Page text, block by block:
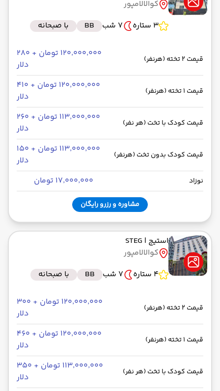
کوالالامپور
3 ستاره
7 شب BB با صبحانه
قیمت 2 تخته (هرنفر)
۱۲۰٬۰۰۰٬۰۰۰ تومان + ۲۸۰
دلار
قیمت 1 تخته (هرنفر)
۱۲۰٬۰۰۰٬۰۰۰ تومان + ۴۱۰
دلار
قیمت کودک با تخت (هر نفر)
۱۱۳٬۰۰۰٬۰۰۰ تومان + ۲۶۰
دلار
قیمت کودک بدون تخت (هرنفر)
۱۱۳٬۰۰۰٬۰۰۰ تومان + ۱۵۰
دلار
نوزاد ۱۷٬۰۰۰٬۰۰۰ تومان
مشاوره و رزرو رایگان
استیج | STEG
کوالالامپور
4 ستاره
7 شب BB با صبحانه
قیمت 2 تخته (هرنفر)
۱۲۰٬۰۰۰٬۰۰۰ تومان + ۳۰۰
دلار
قیمت 1 تخته (هرنفر)
۱۲۰٬۰۰۰٬۰۰۰ تومان + ۴۶۰
دلار
قیمت کودک با تخت (هر نفر)
۱۱۳٬۰۰۰٬۰۰۰ تومان + ۳۵۰
دلار